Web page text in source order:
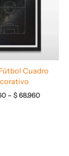
Cuadro
–$68.960